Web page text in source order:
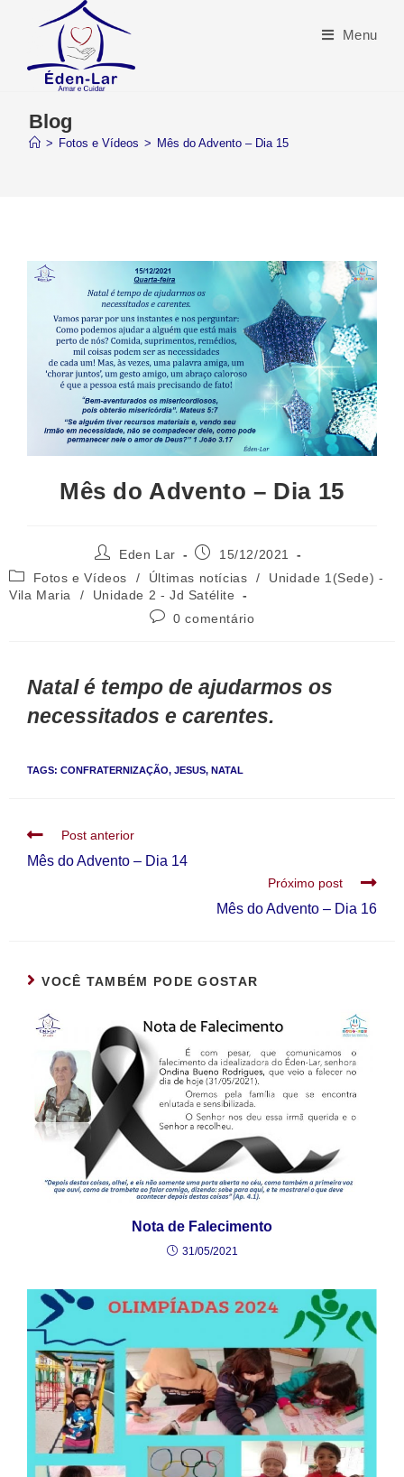
Menu
Blog
> Fotos e Vídeos > Mês do Advento – Dia 15
Mês do Advento – Dia 15
Eden Lar
15/12/2021
Fotos e Vídeos
/ Últimas notícias /
Unidade 1(Sede) -
Vila Maria
/
Unidade 2 - Jd Satélite
0 comentário
Natal é tempo de ajudarmos os
necessitados e carentes.
TAGS: CONFRATERNIZAÇÃO, JESUS, NATAL
Post anterior
Mês do Advento – Dia 14
Próximo post
Mês do Advento – Dia 16
VOCÊ TAMBÉM PODE GOSTAR
Nota de Falecimento
31/05/2021